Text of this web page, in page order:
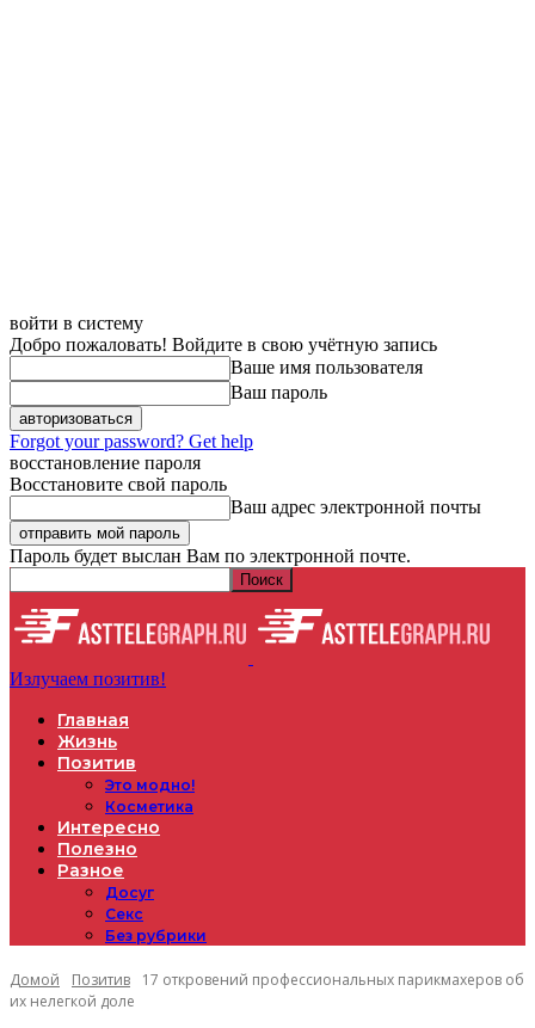
войти в систему
Добро пожаловать! Войдите в свою учётную запись
Ваше имя пользователя
Ваш пароль
Forgot your password? Get help
восстановление пароля
Восстановите свой пароль
Ваш адрес электронной почты
Пароль будет выслан Вам по электронной почте.
Излучаем позитив!
Главная
Жизнь
Позитив
Это модно!
Косметика
Интересно
Полезно
Разное
Досуг
Секс
Без рубрики
Домой Позитив
17 откровений профессиональных парикмахеров об
их нелегкой доле